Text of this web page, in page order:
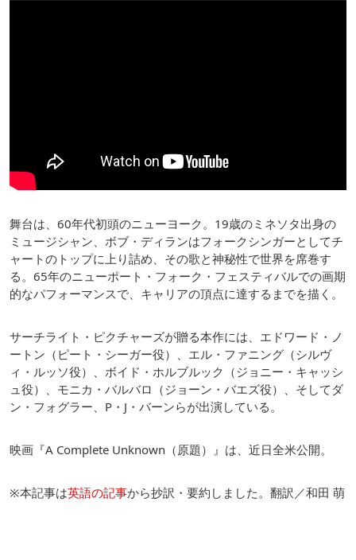
舞台は、60年代初頭のニューヨーク。19歳のミネソタ出身の
ミュージシャン、ボブ・ディランはフォークシンガーとしてチ
ャートのトップに上り詰め、その歌と神秘性で世界を席巻す
る。65年のニューポート・フォーク・フェスティバルでの画期
的なパフォーマンスで、キャリアの頂点に達するまでを描く。
サーチライト・ピクチャーズが贈る本作には、エドワード・ノ
ートン（ピート・シーガー役）、エル・ファニング（シルヴ
ィ・ルッソ役）、ボイド・ホルブルック（ジョニー・キャッシ
ュ役）、モニカ・バルバロ（ジョーン・バエズ役）、そしてダ
ン・フォグラー、P・J・バーンらが出演している。
映画『A Complete Unknown（原題）』は、近日全米公開。
※本記事は英語の記事から抄訳・要約しました。翻訳／和田 萌